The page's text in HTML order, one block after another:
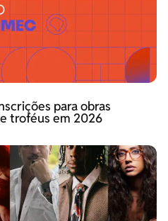
para obras
troféus em 2026